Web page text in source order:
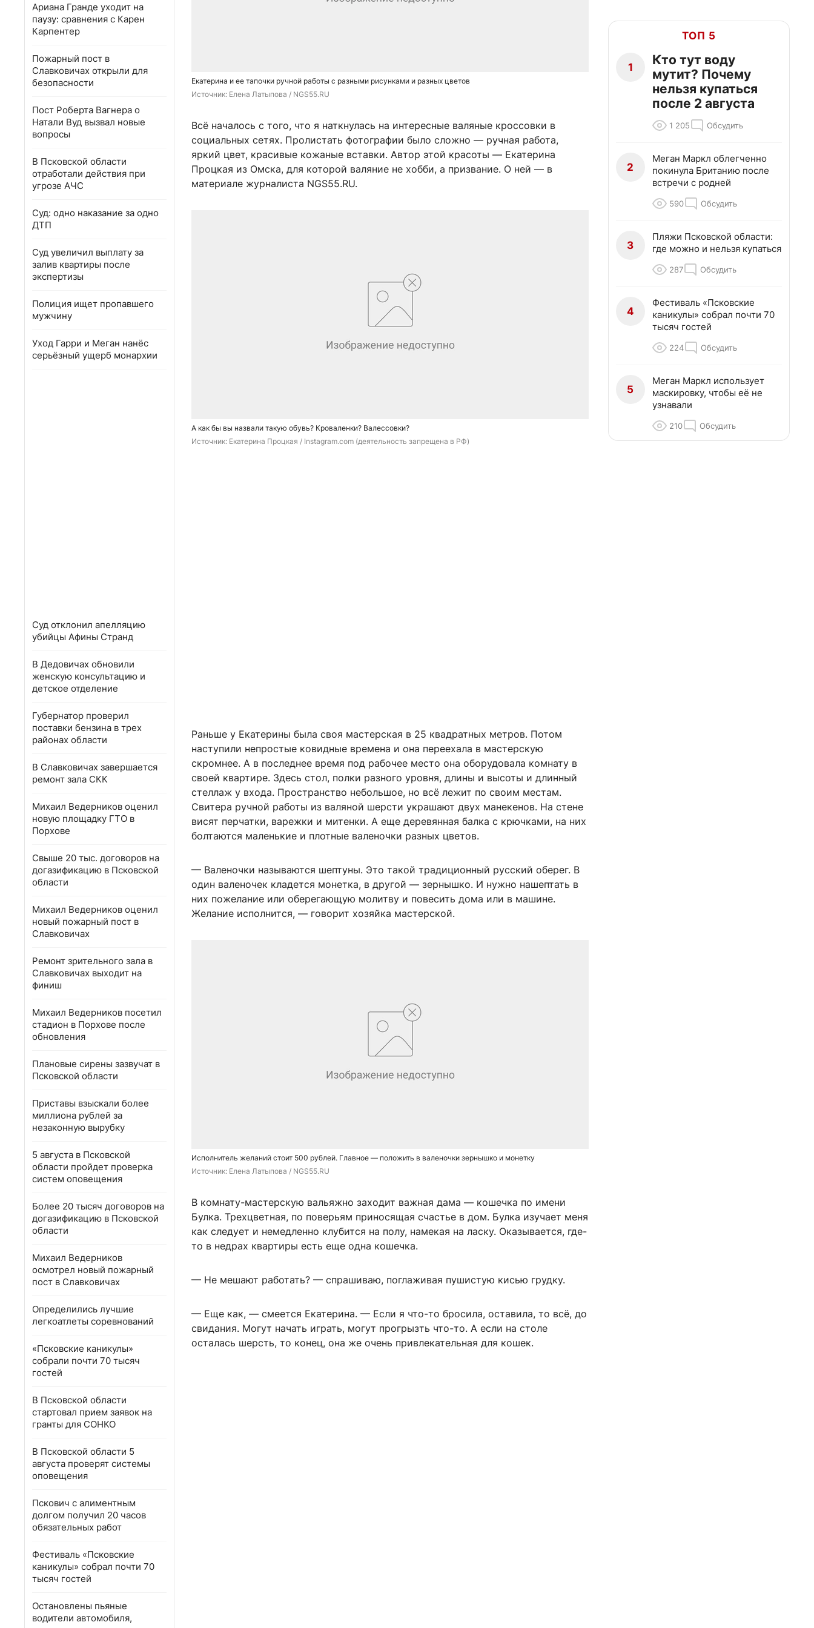
Ариана Гранде уходит на
паузу: сравнения с Карен
Карпентер
Пожарный пост в
Славковичах открыли для
безопасности
Пост Роберта Вагнера о
Натали Вуд вызвал новые
вопросы
В Псковской области
отработали действия при
угрозе АЧС
Суд: одно наказание за одно
ДТП
Суд увеличил выплату за
залив квартиры после
экспертизы
Полиция ищет пропавшего
мужчину
Уход Гарри и Меган нанёс
серьёзный ущерб монархии
Суд отклонил апелляцию
убийцы Афины Странд
В Дедовичах обновили
женскую консультацию и
детское отделение
Губернатор проверил
поставки бензина в трех
районах области
В Славковичах завершается
ремонт зала СКК
Михаил Ведерников оценил
новую площадку ГТО в
Порхове
Свыше 20 тыс. договоров на
догазификацию в Псковской
области
Михаил Ведерников оценил
новый пожарный пост в
Славковичах
Ремонт зрительного зала в
Славковичах выходит на
финиш
Михаил Ведерников посетил
стадион в Порхове после
обновления
Плановые сирены зазвучат в
Псковской области
Приставы взыскали более
миллиона рублей за
незаконную вырубку
5 августа в Псковской
области пройдет проверка
систем оповещения
Более 20 тысяч договоров на
догазификацию в Псковской
области
Михаил Ведерников
осмотрел новый пожарный
пост в Славковичах
Определились лучшие
легкоатлеты соревнований
«Псковские каникулы»
собрали почти 70 тысяч
гостей
В Псковской области
стартовал прием заявок на
гранты для СОНКО
В Псковской области 5
августа проверят системы
оповещения
Пскович с алиментным
долгом получил 20 часов
обязательных работ
Фестиваль «Псковские
каникулы» собрал почти 70
тысяч гостей
Остановлены пьяные
водители автомобиля,
Екатерина и ее тапочки ручной работы с разными рисунками и разных цветов
Источник: Елена Латыпова / NGS55.RU
Всё началось с того, что я наткнулась на интересные валяные кроссовки в
социальных сетях. Пролистать фотографии было сложно — ручная работа,
яркий цвет, красивые кожаные вставки. Автор этой красоты — Екатерина
Процкая из Омска, для которой валяние не хобби, а призвание. О ней — в
материале журналиста NGS55.RU.
А как бы вы назвали такую обувь? Кроваленки? Валессовки?
Источник: Екатерина Процкая / Instagram.com (деятельность запрещена в РФ)
Раньше у Екатерины была своя мастерская в 25 квадратных метров. Потом
наступили непростые ковидные времена и она переехала в мастерскую
скромнее. А в последнее время под рабочее место она оборудовала комнату в
своей квартире. Здесь стол, полки разного уровня, длины и высоты и длинный
стеллаж у входа. Пространство небольшое, но всё лежит по своим местам.
Свитера ручной работы из валяной шерсти украшают двух манекенов. На стене
висят перчатки, варежки и митенки. А еще деревянная балка с крючками, на них
болтаются маленькие и плотные валеночки разных цветов.
— Валеночки называются шептуны. Это такой традиционный русский оберег. В
один валеночек кладется монетка, в другой — зернышко. И нужно нашептать в
них пожелание или оберегающую молитву и повесить дома или в машине.
Желание исполнится, — говорит хозяйка мастерской.
Исполнитель желаний стоит 500 рублей. Главное — положить в валеночки зернышко и монетку
Источник: Елена Латыпова / NGS55.RU
В комнату-мастерскую вальяжно заходит важная дама — кошечка по имени
Булка. Трехцветная, по поверьям приносящая счастье в дом. Булка изучает меня
как следует и немедленно клубится на полу, намекая на ласку. Оказывается, где-
то в недрах квартиры есть еще одна кошечка.
— Не мешают работать? — спрашиваю, поглаживая пушистую кисью грудку.
— Еще как, — смеется Екатерина. — Если я что-то бросила, оставила, то всё, до
свидания. Могут начать играть, могут прогрызть что-то. А если на столе
осталась шерсть, то конец, она же очень привлекательная для кошек.
ТОП 5
1
Кто тут воду
мутит? Почему
нельзя купаться
после 2 августа
1 205 Обсудить
2
Меган Маркл облегченно
покинула Британию после
встречи с родней
590 Обсудить
3
Пляжи Псковской области:
где можно и нельзя купаться
287 Обсудить
4
Фестиваль «Псковские
каникулы» собрал почти 70
тысяч гостей
224 Обсудить
5
Меган Маркл использует
маскировку, чтобы её не
узнавали
210 Обсудить